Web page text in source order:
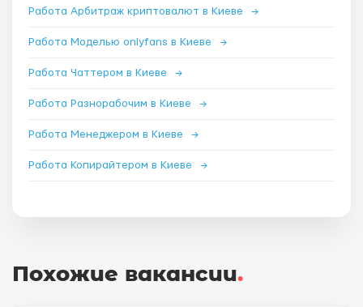
Работа Арбитраж криптовалют в Киеве →
Работа Моделью onlyfans в Киеве →
Работа Чаттером в Киеве →
Работа Разнорабочим в Киеве →
Работа Менеджером в Киеве →
Работа Копирайтером в Киеве →
Похожие вакансии.